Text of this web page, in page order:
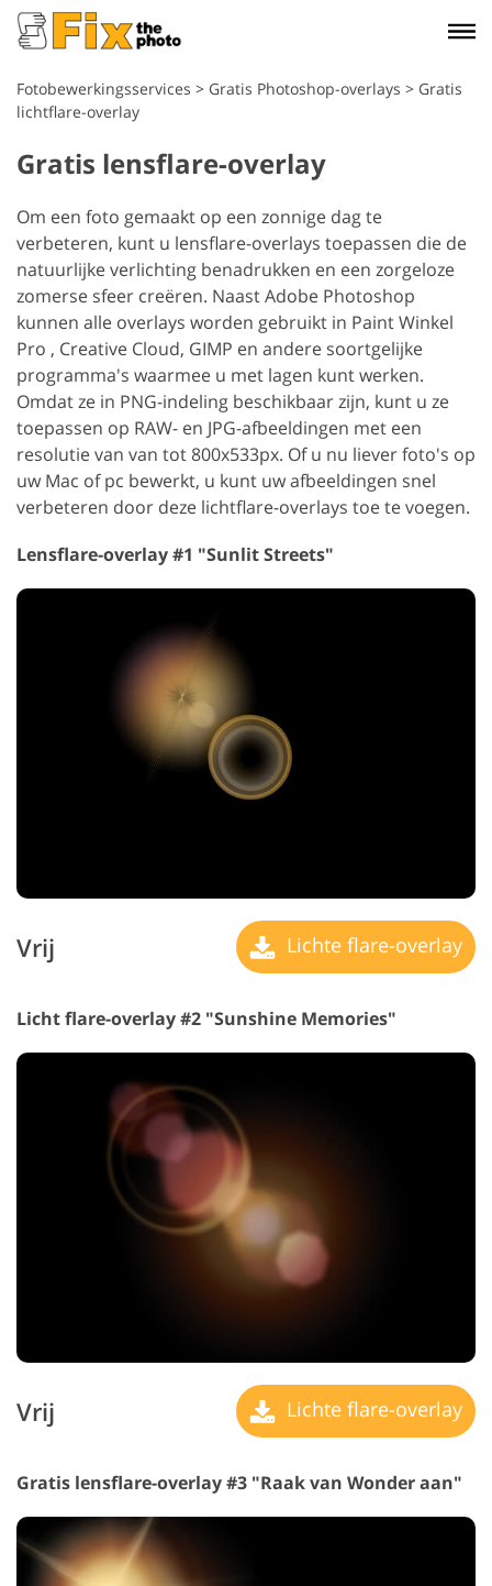
Fotobewerkingsservices > Gratis Photoshop-overlays > Gratis
lichtflare-overlay
Gratis lensflare-overlay
Om een foto gemaakt op een zonnige dag te
verbeteren, kunt u lensflare-overlays toepassen die de
natuurlijke verlichting benadrukken en een zorgeloze
zomerse sfeer creëren. Naast Adobe Photoshop
kunnen alle overlays worden gebruikt in Paint Winkel
Pro , Creative Cloud, GIMP en andere soortgelijke
programma's waarmee u met lagen kunt werken.
Omdat ze in PNG-indeling beschikbaar zijn, kunt u ze
toepassen op RAW- en JPG-afbeeldingen met een
resolutie van van tot 800x533px. Of u nu liever foto's op
uw Mac of pc bewerkt, u kunt uw afbeeldingen snel
verbeteren door deze lichtflare-overlays toe te voegen.
Lensflare-overlay #1 "Sunlit Streets"
Vrij Lichte flare-overlay
Licht flare-overlay #2 "Sunshine Memories"
Vrij Lichte flare-overlay
Gratis lensflare-overlay #3 "Raak van Wonder aan"